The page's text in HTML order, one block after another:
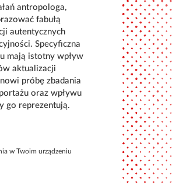
antropologa,
fabułą
autentycznych
Specyficzna
mają istotny wpływ
aktualizacji
próbę zbadania
oraz wpływu
go reprezentują.
w Twoim urządzeniu